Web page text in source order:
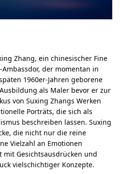
Zhang, ein chinesischer Fine
der momentan in
1960er-Jahren geborene
als Maler bevor er zur
von Suxing Zhangs Werken
Porträts, die sich als
beschreiben lassen. Suxing
die nicht nur die reine
Vielzahl an Emotionen
Gesichtsausdrücken und
vielschichtiger Konzepte.